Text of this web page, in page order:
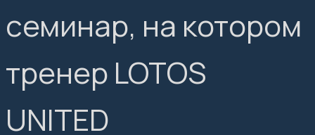
семинар, на котором
тренер LOTOS
UNITED